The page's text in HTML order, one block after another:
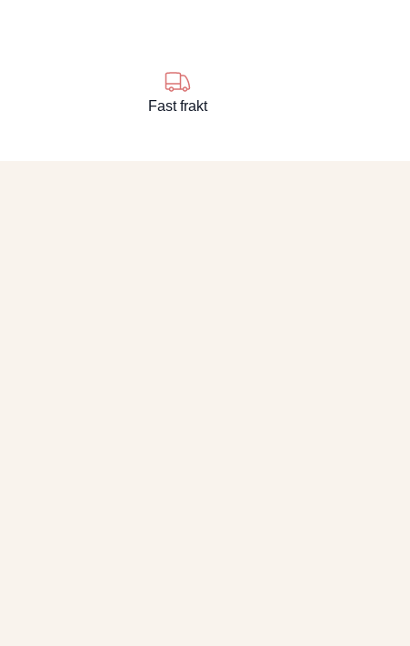
Fast frakt